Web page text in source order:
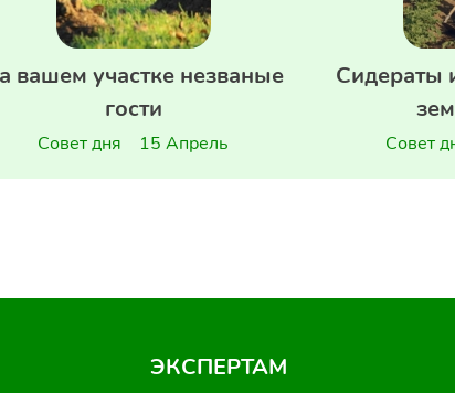
вашем участке незваные
гости
Совет дня 15 Апрель
Сидераты
Совет
ЭКСПЕРТАМ